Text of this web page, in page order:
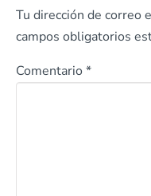
Tu dirección de correo
campos obligatorios
Comentario *